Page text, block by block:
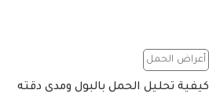
أعراض الحمل
كيفية تحليل الحمل بالبول ومدى دقته